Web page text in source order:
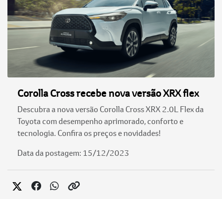
Corolla Cross recebe nova versão XRX flex
Descubra a nova versão Corolla Cross XRX 2.0L Flex da
Toyota com desempenho aprimorado, conforto e
tecnologia. Confira os preços e novidades!
Data da postagem: 15/12/2023